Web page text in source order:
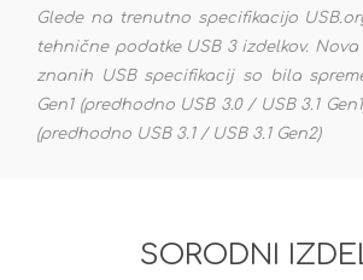
Glede na trenutno specifikacijo
tehnične podatke USB 3 izdelkov.
znanih USB specifikacij so bila
Gen1 (predhodno USB 3.0 / USB 3.1
(predhodno USB 3.1 / USB 3.1 Gen2)
SORODNI